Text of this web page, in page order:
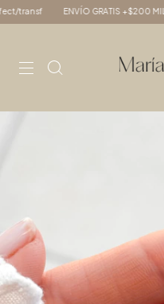
transf ENVÍO GRATIS +$200 MIL